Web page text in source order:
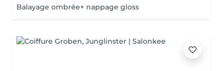
Balayage ombrée+ nappage gloss